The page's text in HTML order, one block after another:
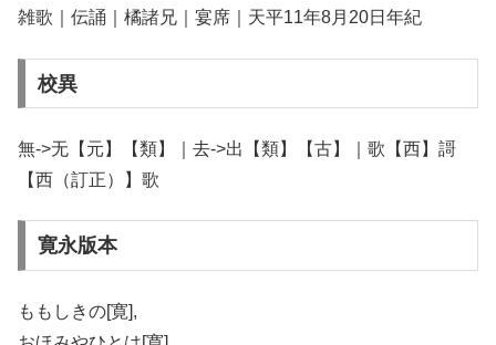
雑歌｜伝誦｜橘諸兄｜宴席｜天平11年8月20日年紀
校異
無->无【元】【類】｜去->出【類】【古】｜歌【西】謌
【西（訂正）】歌
寛永版本
ももしきの[寛],